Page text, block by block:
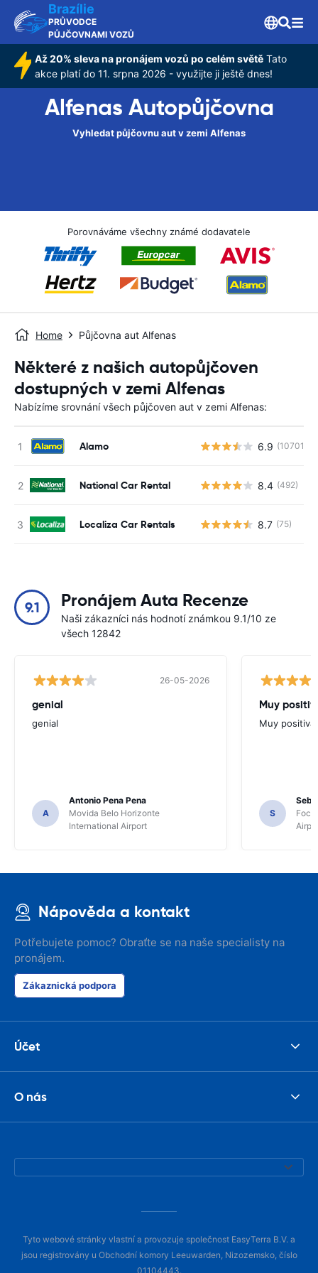
Brazílie
PRŮVODCE
PŮJČOVNAMI VOZŮ
Až 20% sleva na pronájem vozů po celém světě Tato
akce platí do 11. srpna 2026 - využijte ji ještě dnes!
Alfenas Autopůjčovna
Vyhledat půjčovnu aut v zemi Alfenas
Porovnáváme všechny známé dodavatele
Home Půjčovna aut Alfenas
Některé z našich autopůjčoven
dostupných v zemi Alfenas
Nabízíme srovnání všech půjčoven aut v zemi Alfenas:
Alamo 6.9 (10701)
National Car Rental 8.4 (492)
Localiza Car Rentals 8.7 (75)
9.1 Pronájem Auta Recenze
Naši zákazníci nás hodnotí známkou 9.1/10 ze
všech 12842
26-05-2026
genial
genial
A
Antonio Pena Pena
Movida Belo Horizonte
International Airport
Muy
Muy positiva
S
Foco
Nápověda a kontakt
Potřebujete pomoc? Obraťte se na naše specialisty na
pronájem.
Zákaznická podpora
Účet
O nás
Tyto webové stránky vlastní a provozuje společnost EasyTerra B.V. a
jsou registrovány u Obchodní komory Leeuwarden, Nizozemsko, číslo
01104443.